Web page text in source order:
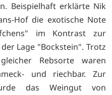
Beispielhaft erklärte Nik
Hof die exotische Note
im Kontrast zur
Lage "Bockstein". Trotz
Rebsorte waren
und riechbar. Zur
das Weingut von